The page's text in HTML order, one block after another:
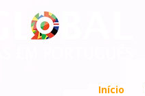
Início